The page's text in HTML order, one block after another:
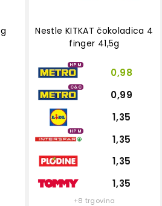
Nestle KITKAT čokoladica 4
finger 41,5g
HPM
0,98
C&C
0,99
1,35
HPM
1,35
1,35
1,35
+8 trgovina